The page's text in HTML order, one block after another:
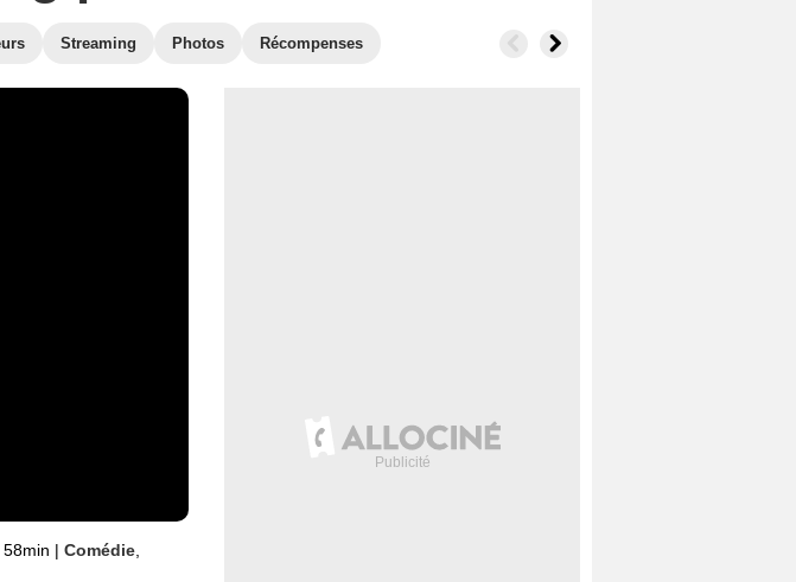
Streaming Photos Récompenses
58min | Comédie